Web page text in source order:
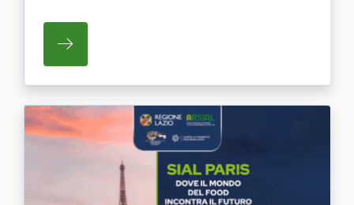
SU REGIONE LAZIO E ARSIAL INVITANO